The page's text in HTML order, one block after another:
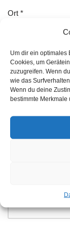
Um dir ein optimales
Cookies, um
zuzugreifen. Wenn
wie das
Wenn du deine
bestimmte Merkmale
Ort *
Vorwahl *
Telefonnummer *